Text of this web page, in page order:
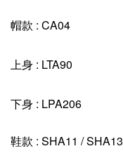
帽款 : CA04
上身 : LTA90
下身 : LPA206
鞋款 : SHA11 / SHA13